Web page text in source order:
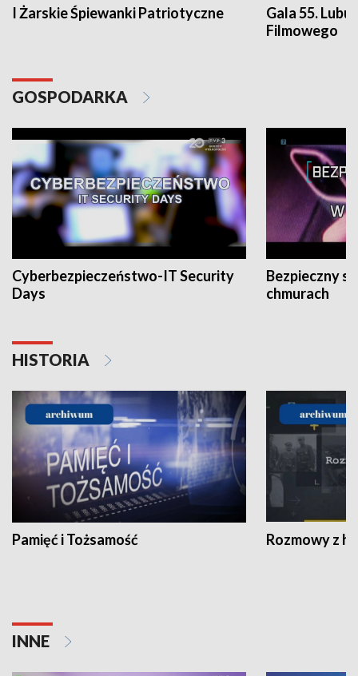
I Żarskie Śpiewanki Patriotyczne
Gala 55.
Filmowego
GOSPODARKA
Cyberbezpieczeństwo-IT Security
Days
Bezpieczny
chmurach
HISTORIA
Pamięć i Tożsamość Rozmowy z
INNE